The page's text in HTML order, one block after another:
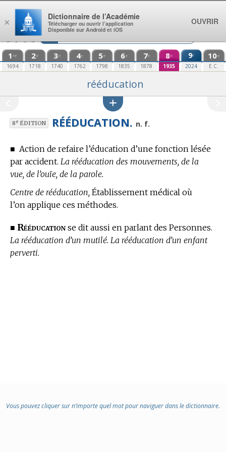
Aller au contenu
1 re
1694
2e
1718
3e
1740
4e
1762
5e
1798
6e
1835
7e
1878
8e
1935
9e
2024
10e
E.C.
rééducation
8eÉDITION RÉÉDUCATION. n. f.
■ Action de refaire l’éducation d’une fonction lésée
par accident. La rééducation des mouvements, de la
vue, de l’ouïe, de la parole.
Centre de rééducation, Établissement médical où
l’on applique ces méthodes.
■ Rééducation se dit aussi en parlant des Personnes.
La rééducation d’un mutilé. La rééducation d’un enfant
perverti.
Vous pouvez cliquer sur n’importe quel mot pour naviguer dans le dictionnaire.
×
Dictionnaire de l’Académie
Télécharger ou ouvrir l’application
Disponible sur Android et iOS
OUVRIR